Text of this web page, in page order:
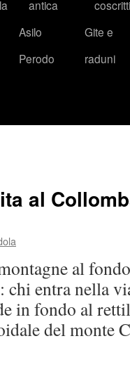
antica
coscritti
Asilo
Perodo
Gite e
raduni
al
al
entra nella
in fondo al
del